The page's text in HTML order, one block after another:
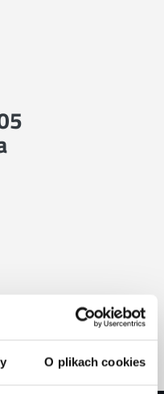
O plikach cookies